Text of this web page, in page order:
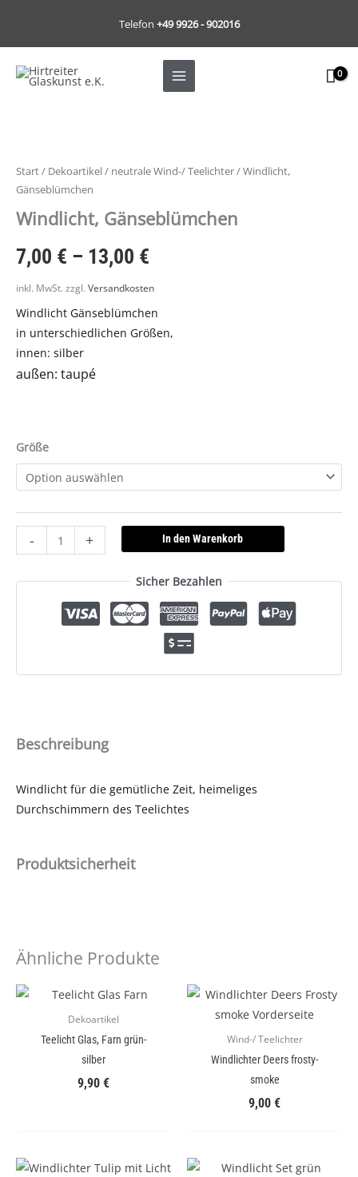
springen
Telefon +49 9926 - 902016
Start/ Dekoartikel/ neutrale Wind-/ Teelichter/ Windlicht,
Gänseblümchen
Windlicht, Gänseblümchen
7,00 € – 13,00 €
inkl. MwSt. zzgl. Versandkosten
Windlicht Gänseblümchen
in unterschiedlichen Größen,
innen: silber
außen: taupé
Größe
-
Menge
+ In den Warenkorb
Sicher Bezahlen
Beschreibung
Windlicht für die gemütliche Zeit, heimeliges
Durchschimmern des Teelichtes
Produktsicherheit
Ähnliche Produkte
Dekoartikel
Teelicht Glas, Farn grün-
silber
9,90 €
Wind-/ Teelichter
Windlichter Deers frosty-
smoke
9,00 €